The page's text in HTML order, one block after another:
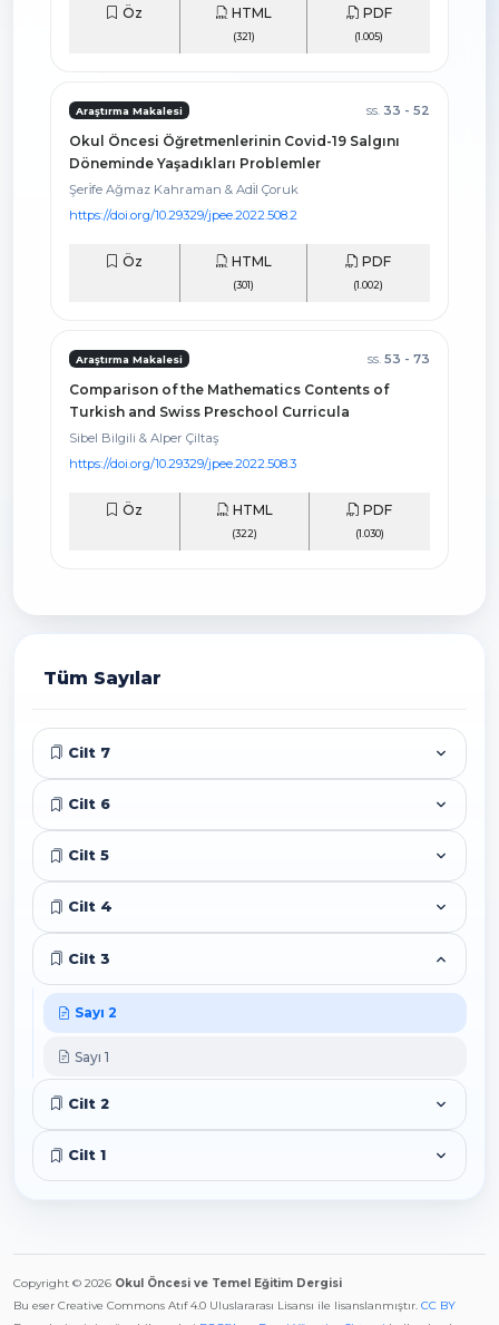
Öz HTML
(321)
PDF
(1.005)
Araştırma Makalesi ss. 33 - 52
Okul Öncesi Öğretmenlerinin Covid-19 Salgını
Döneminde Yaşadıkları Problemler
Şeri̇fe Ağmaz Kahraman & Adi̇l Çoruk
https://doi.org/10.29329/jpee.2022.508.2
Öz HTML
(301)
PDF
(1.002)
Araştırma Makalesi ss. 53 - 73
Comparison of the Mathematics Contents of
Turkish and Swiss Preschool Curricula
Sibel Bilgili & Alper Çiltaş
https://doi.org/10.29329/jpee.2022.508.3
Öz HTML
(322)
PDF
(1.030)
Tüm Sayılar
Cilt 7
Cilt 6
Cilt 5
Cilt 4
Cilt 3
Sayı 2
Sayı 1
Cilt 2
Cilt 1
Copyright © 2026 Okul Öncesi ve Temel Eğitim Dergisi
Bu eser Creative Commons Atıf 4.0 Uluslararası Lisansı ile lisanslanmıştır. CC BY